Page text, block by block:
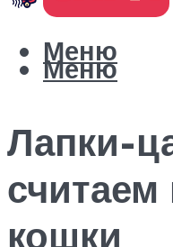
Меню
Меню
Лапки-
кошки